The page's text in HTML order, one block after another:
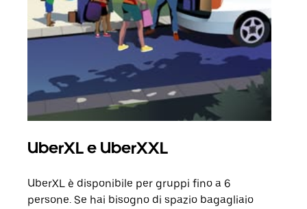
UberXL e UberXXL
UberXL è disponibile per gruppi fino a 6
persone. Se hai bisogno di spazio bagagliaio